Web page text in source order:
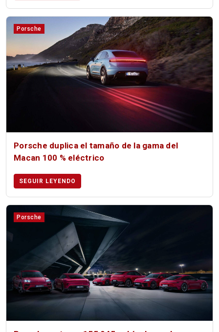
Porsche
Porsche duplica el tamaño de la gama del
Macan 100 % eléctrico
SEGUIR LEYENDO
Porsche